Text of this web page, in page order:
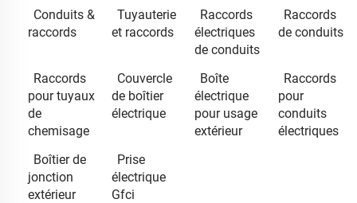
Conduits &
raccords
Tuyauterie
et raccords
Raccords
électriques
de conduits
Raccords
de conduits
Raccords
pour tuyaux
de
chemisage
Couvercle
de boîtier
électrique
Boîte
électrique
pour usage
extérieur
Raccords
pour
conduits
électriques
Boîtier de
jonction
extérieur
Prise
électrique
Gfci